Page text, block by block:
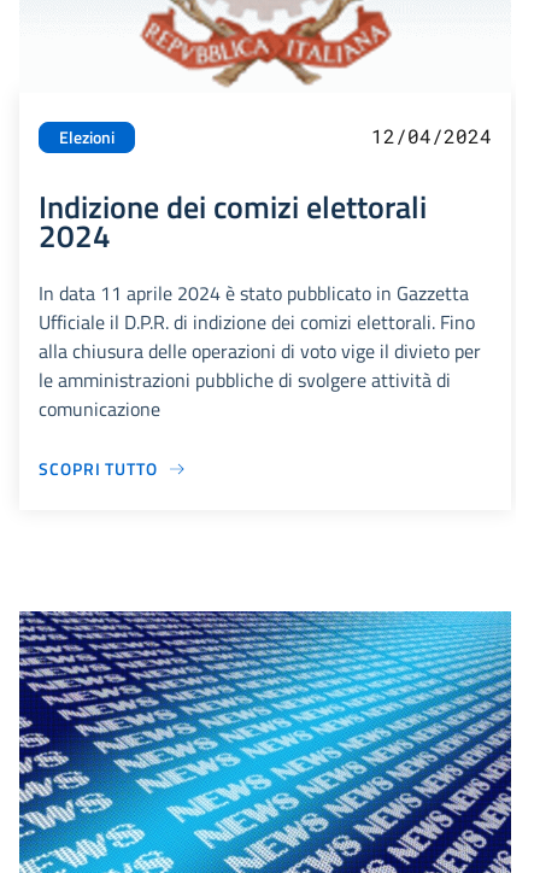
Elezioni 12/04/2024
Indizione dei comizi elettorali
2024
In data 11 aprile 2024 è stato pubblicato in Gazzetta
Ufficiale il D.P.R. di indizione dei comizi elettorali. Fino
alla chiusura delle operazioni di voto vige il divieto per
le amministrazioni pubbliche di svolgere attività di
comunicazione
SCOPRI TUTTO